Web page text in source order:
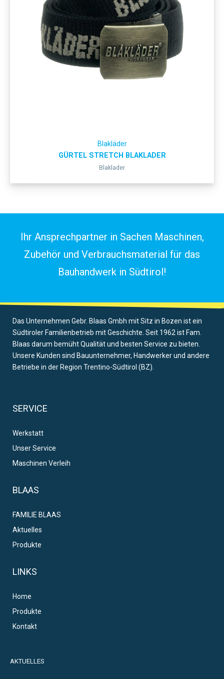
Blakläder
GÜRTEL STRETCH BLAKLADER
Blaklader
Ihr Ansprechpartner in Sachen Maschinen,
Zubehör und Verbrauchsmaterial für das
Bauhandwerk in Südtirol!
Das Unternehmen Gebr. Blaas Gmbh mit Sitz in Bozen ist ein
Südtiroler Familienbetrieb mit Geschichte. Seit 1962 ist Fam.
Blaas darum bemüht Qualität und besten Service zu bieten.
Unsere Kunden sind Bauunternehmer, Handwerker und andere
Betriebe in der Region Trentino-Südtirol (BZ).
SERVICE
Werkstatt
Unser Service
Maschinen Verleih
BLAAS
FAMILIE BLAAS
Aktuelles
Produkte
LINKS
Home
Produkte
Kontakt
AKTUELLES